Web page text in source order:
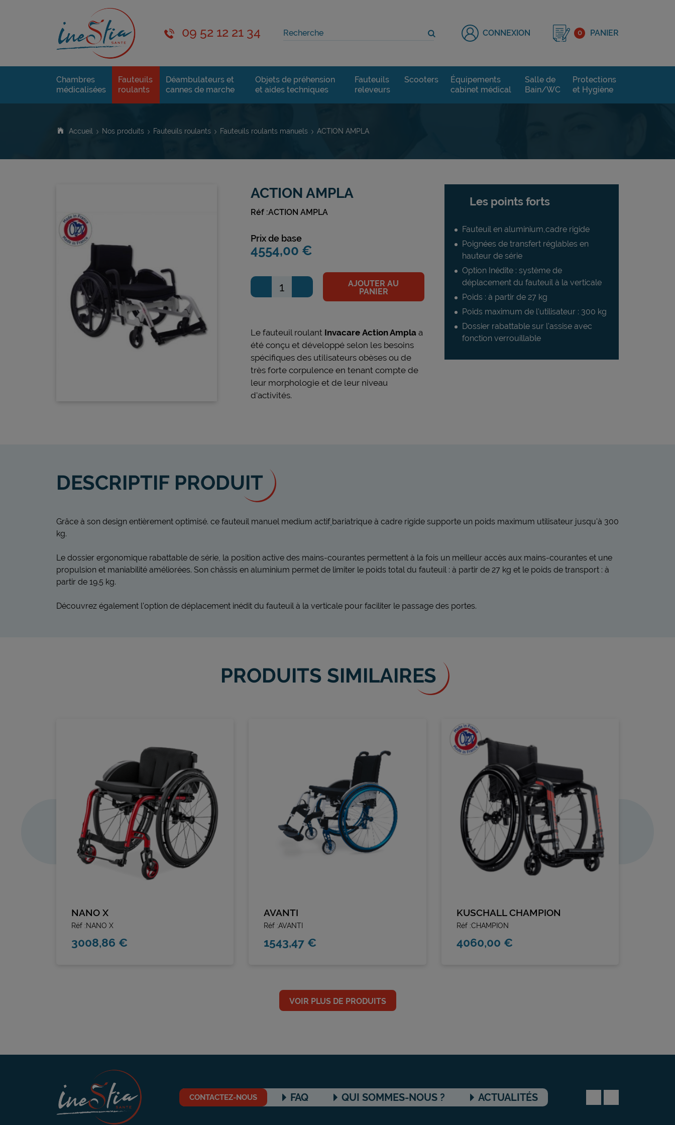
09 52 12 21 34 CONNEXION 0 PANIER
Chambres
médicalisées
Fauteuils
roulants
Déambulateurs et
cannes de marche
Objets de préhension
et aides techniques
Fauteuils
releveurs
Scooters
Équipements
cabinet médical
Salle de
Bain/WC
Protections
et Hygiène
Accueil Nos produits Fauteuils roulants Fauteuils roulants manuels ACTION AMPLA
ACTION AMPLA
Réf :ACTION AMPLA
Prix de base
4554,00 €
AJOUTER AU
PANIER
Le fauteuil roulant Invacare Action Amplaa
été conçu et développé selon les besoins
spécifiques des utilisateurs obèses ou de
très forte corpulence en tenant compte de
leur morphologie et de leur niveau
d'activités.
Les points forts
Fauteuil en aluminium,cadre rigide
Poignées de transfert réglables en
hauteur de série
Option Inédite : système de
déplacement du fauteuil à la verticale
Poids : à partir de 27 kg
Poids maximum de l'utilisateur : 300 kg
Dossier rabattable sur l'assise avec
fonction verrouillable
DESCRIPTIF PRODUIT
Grâce à son design entièrement optimisé. ce fauteuil manuel medium actif bariatrique à cadre rigide supporte un poids maximum utilisateur jusqu'à 300
kg.
Le dossier ergonomique rabattable de série, la position active des mains-courantes permettent à la fois un meilleur accès aux mains-courantes et une
propulsion et maniabilité améliorées. Son châssis en aluminium permet de limiter le poids total du fauteuil : à partir de 27 kg et le poids de transport : à
partir de 19.5 kg.
Découvrez également l'option de déplacement inédit du fauteuil à la verticale pour faciliter le passage des portes.
PRODUITS SIMILAIRES
NANO X
Réf :NANO X
3008,86 €
AVANTI
Réf :AVANTI
1543,47 €
KUSCHALL CHAMPION
Réf :CHAMPION
4060,00 €
VOIR PLUS DE PRODUITS
CONTACTEZ-NOUS FAQ QUI SOMMES-NOUS ? ACTUALITÉS